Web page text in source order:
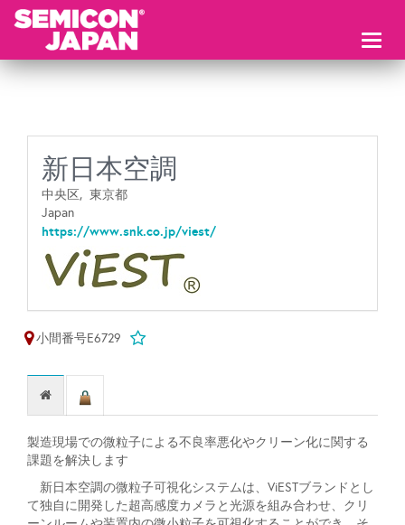
新日本空調
中央区, 東京都
Japan
https://www.snk.co.jp/viest/
小間番号E6729
製造現場での微粒子による不良率悪化やクリーン化に関する
課題を解決します
新日本空調の微粒子可視化システムは、ViESTブランドとし
て独自に開発した超高感度カメラと光源を組み合わせ、クリ